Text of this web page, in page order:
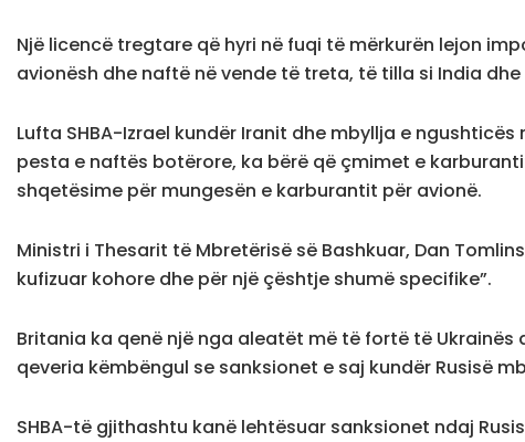
Një licencë tregtare që hyri në fuqi të mërkurën lejon
avionësh dhe naftë në vende të treta, të tilla si India dhe
Lufta SHBA-Izrael kundër Iranit dhe mbyllja e
pesta e naftës botërore, ka bërë që çmimet e
shqetësime për mungesën e karburantit për avionë.
Ministri i Thesarit të Mbretërisë së Bashkuar, Dan
kufizuar kohore dhe për një çështje shumë specifike”.
Britania ka qenë një nga aleatët më të fortë të Ukrainës
qeveria këmbëngul se sanksionet e saj kundër Rusisë
SHBA-të gjithashtu kanë lehtësuar sanksionet ndaj